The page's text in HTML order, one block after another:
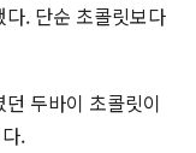
. 단순 초콜릿보다
두바이 초콜릿이
.